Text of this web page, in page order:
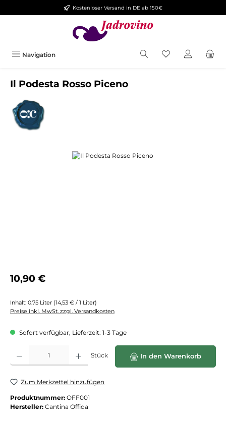
Zum Hauptinhalt springenKostenloser Versand in DE ab 150€
Navigation
Il Podesta Rosso Piceno
Bildergalerie überspringen
Regulärer Preis:
10,90 €
Inhalt: 0.75 Liter (14,53 € / 1 Liter)
Preise inkl. MwSt. zzgl. Versandkosten
Sofort verfügbar, Lieferzeit: 1-3 Tage
Produkt Anzahl: Gib den gewünschten Wert ein oder benutze die
Stück In den Warenkorb
Zum Merkzettel hinzufügen
Produktnummer: OFF001
Hersteller: Cantina Offida